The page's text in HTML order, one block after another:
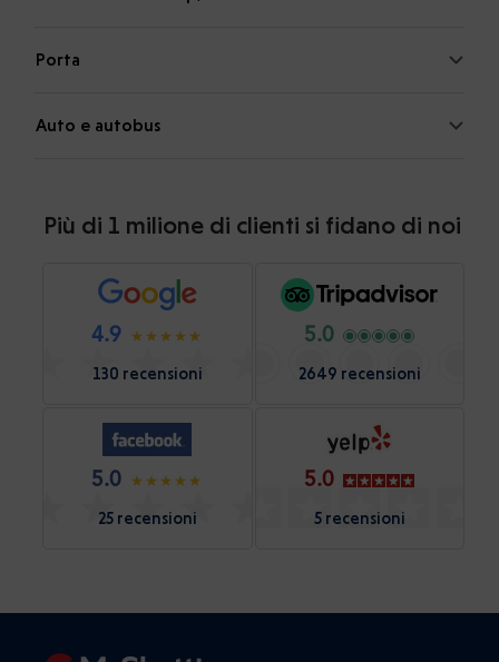
Porta
Auto e autobus
Più di 1 milione di clienti si fidano di noi
4.9
130 recensioni
5.0
2649 recensioni
5.0
25 recensioni
5.0
5 recensioni